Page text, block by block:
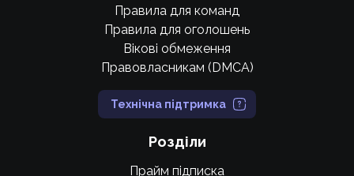
Правила для команд
Правила для оголошень
Вікові обмеження
Правовласникам (DMCA)
Технічна підтримка
Розділи
Прайм підписка